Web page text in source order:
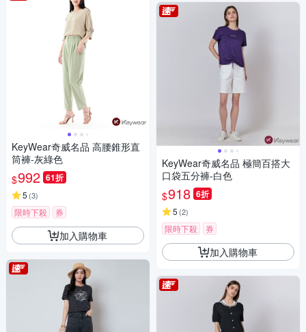
KeyWear奇威名品 高腰錐形直
筒褲-灰綠色
$992 61折
5 (3)
限時下殺 券
加入購物車
KeyWear奇威名品 極簡百搭大
口袋五分褲-白色
$918 6折
5 (2)
限時下殺 券
加入購物車